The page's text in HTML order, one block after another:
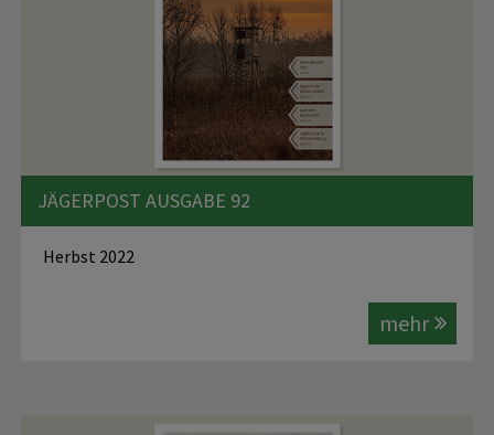
JÄGERPOST AUSGABE 92
Herbst 2022
mehr